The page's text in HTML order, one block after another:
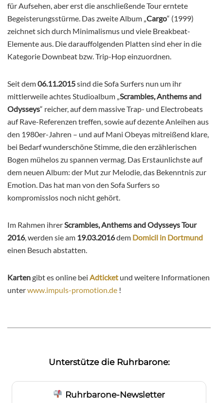
für Aufsehen, aber erst die anschließende Tour erntete
Begeisterungsstürme. Das zweite Album „ Cargo“ (1999)
zeichnet sich durch Minimalismus und viele Breakbeat-
Elemente aus. Die darauffolgenden Platten sind eher in die
Kategorie Downbeat bzw. Trip-Hop einzuordnen.
Seit dem06.11.2015sind die Sofa Surfers nun um ihr
mittlerweile achtes Studioalbum „ Scrambles, Anthems and
Odysseys“ reicher, auf dem massive Trap- und Electrobeats
auf Rave-Referenzen treffen, sowie auf dezente Anleihen aus
den 1980er-Jahren – und auf Mani Obeyas mitreißend klare,
bei Bedarf wunderschöne Stimme, die den erzählerischen
Bogen mühelos zu spannen vermag. Das Erstaunlichste auf
dem neuen Album: der Mut zur Melodie, das Bekenntnis zur
Emotion. Das hat man von den Sofa Surfers so
kompromisslos noch nicht gehört.
Im Rahmen ihrer Scrambles, Anthems and Odysseys Tour
2016, werden sie am 19.03.2016dem Domicil in Dortmund
einen Besuch abstatten.
Kartengibt es online bei Adticket und weitere Informationen
unterwww.impuls-promotion.de !
Unterstütze die Ruhrbarone:
Ruhrbarone-Newsletter